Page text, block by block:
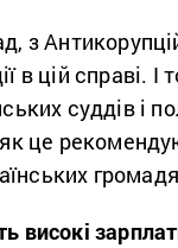
з
в цій
суддів і
це
високі